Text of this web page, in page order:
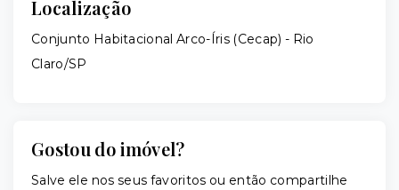
Localização
Conjunto Habitacional Arco-Íris (Cecap) - Rio
Claro/SP
Gostou do imóvel?
Salve ele nos seus favoritos ou então compartilhe